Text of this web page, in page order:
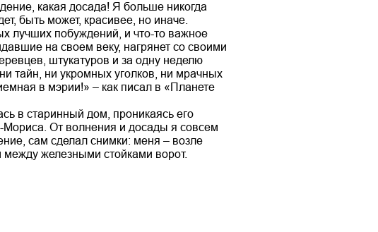
какая досада! Я больше никогда
быть может, красивее, но иначе.
лучших побуждений, и что-то важное
на своем веку, нагрянет со своими
штукатуров и за одну неделю
тайн, ни укромных уголков, ни мрачных
в мэрии!» – как писал в «Планете
в старинный дом, проникаясь его
Мориса. От волнения и досады я совсем
сам сделал снимки: меня – возле
между железными стойками ворот.